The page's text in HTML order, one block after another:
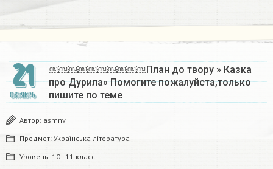
21
ОКТЯБРЬ
￼￼￼￼￼￼￼￼￼￼План до твору » Казка
про Дурила» Помогите пожалуйста,только
пишите по теме
Автор: asmnv
Предмет: Українська література
Уровень: 10 - 11 класс